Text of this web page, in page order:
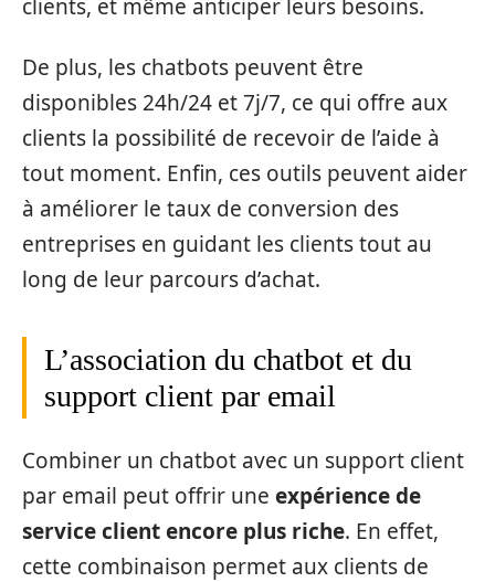
clients, et même anticiper leurs besoins.
De plus, les chatbots peuvent être
disponibles 24h/24 et 7j/7, ce qui offre aux
clients la possibilité de recevoir de l’aide à
tout moment. Enfin, ces outils peuvent aider
à améliorer le taux de conversion des
entreprises en guidant les clients tout au
long de leur parcours d’achat.
L’association du chatbot et du
support client par email
Combiner un chatbot avec un support client
par email peut offrir une expérience de
service client encore plus riche. En effet,
cette combinaison permet aux clients de